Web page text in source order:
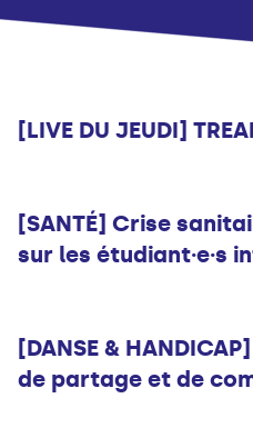
[LIVE DU JEUDI]
[SANTÉ] Crise
sur les étudiant·e·s
[DANSE &
de partage et de